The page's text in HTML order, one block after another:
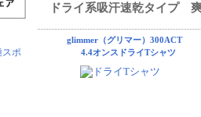
ドライ系吸汗速乾タイプ
glimmer（グリマー）300ACT
4.4オンスドライTシャツ